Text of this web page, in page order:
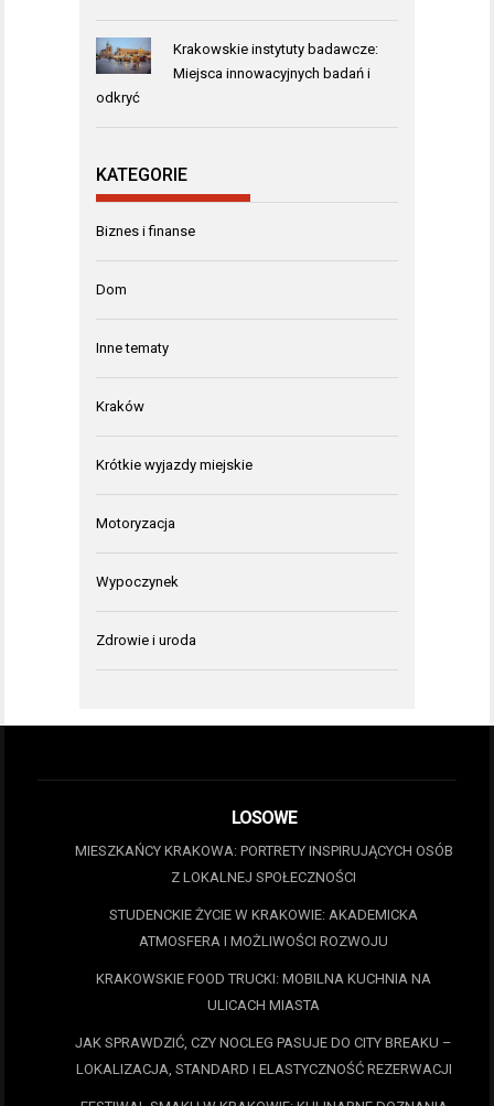
Krakowskie instytuty badawcze:
Miejsca innowacyjnych badań i
odkryć
KATEGORIE
Biznes i finanse
Dom
Inne tematy
Kraków
Krótkie wyjazdy miejskie
Motoryzacja
Wypoczynek
Zdrowie i uroda
LOSOWE
MIESZKAŃCY KRAKOWA: PORTRETY INSPIRUJĄCYCH OSÓB
Z LOKALNEJ SPOŁECZNOŚCI
STUDENCKIE ŻYCIE W KRAKOWIE: AKADEMICKA
ATMOSFERA I MOŻLIWOŚCI ROZWOJU
KRAKOWSKIE FOOD TRUCKI: MOBILNA KUCHNIA NA
ULICACH MIASTA
JAK SPRAWDZIĆ, CZY NOCLEG PASUJE DO CITY BREAKU –
LOKALIZACJA, STANDARD I ELASTYCZNOŚĆ REZERWACJI